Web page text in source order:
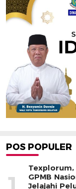
POS POPULER
GPMB
Jelajahi